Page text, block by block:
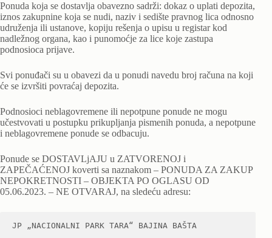
Ponuda koja se dostavlja obavezno sadrži: dokaz o uplati depozita,
iznos zakupnine koja se nudi, naziv i sedište pravnog lica odnosno
udruženja ili ustanove, kopiju rešenja o upisu u registar kod
nadležnog organa, kao i punomoćje za lice koje zastupa
podnosioca prijave.
Svi ponuđači su u obavezi da u ponudi navedu broj računa na koji
će se izvršiti povraćaj depozita.
Podnosioci neblagovremene ili nepotpune ponude ne mogu
učestvovati u postupku prikupljanja pismenih ponuda, a nepotpune
i neblagovremene ponude se odbacuju.
Ponude se DOSTAVLjAJU u ZATVORENOJ i
ZAPEČAĆENOJ koverti sa naznakom – PONUDA ZA ZAKUP
NEPOKRETNOSTI – OBJEKTA PO OGLASU OD
05.06.2023. – NE OTVARAJ, na sledeću adresu:
JP „NACIONALNI PARK TARA“ BAJINA BAŠTA